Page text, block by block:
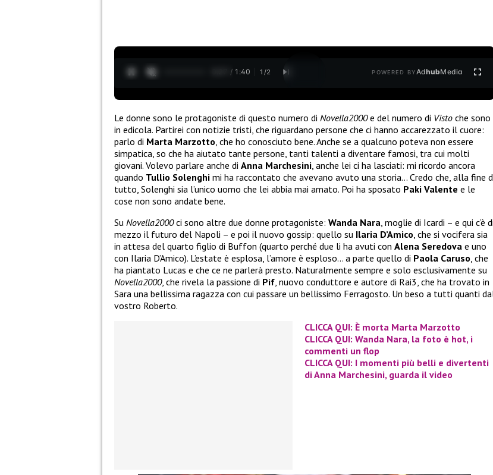
0:28 / 1:40 1 /2 POWERED BYAdhubMedia
Le donne sono le protagoniste di questo numero di Novella2000e del numero di Visto che sono
in edicola. Partirei con notizie tristi, che riguardano persone che ci hanno accarezzato il cuore:
parlo di Marta Marzotto , che ho conosciuto bene. Anche se a qualcuno poteva non essere
simpatica, so che ha aiutato tante persone, tanti talenti a diventare famosi, tra cui molti
giovani. Volevo parlare anche di Anna Marchesini , anche lei ci ha lasciati: mi ricordo ancora
quando Tullio Solenghi mi ha raccontato che avevano avuto una storia… Credo che, alla fine
tutto, Solenghi sia l’unico uomo che lei abbia mai amato. Poi ha sposato Paki Valente e le
cose non sono andate bene.
Su Novella2000ci sono altre due donne protagoniste: Wanda Nara , moglie di Icardi – e qui c’è di
mezzo il futuro del Napoli – e poi il nuovo gossip: quello su Ilaria D’Amico , che si vocifera sia
in attesa del quarto figlio di Buffon (quarto perché due li ha avuti con Alena Seredova e uno
con Ilaria D’Amico). L’estate è esplosa, l’amore è esploso… a parte quello di Paola Caruso , che
ha piantato Lucas e che ce ne parlerà presto. Naturalmente sempre e solo esclusivamente su
Novella2000, che rivela la passione di Pif , nuovo conduttore e autore di Rai3, che ha trovato in
Sara una bellissima ragazza con cui passare un bellissimo Ferragosto. Un beso a tutti quanti
vostro Roberto.
CLICCA QUI: È morta Marta Marzotto
CLICCA QUI: Wanda Nara, la foto è hot, i
commenti un flop
CLICCA QUI: I momenti più belli e divertenti
di Anna Marchesini, guarda il video